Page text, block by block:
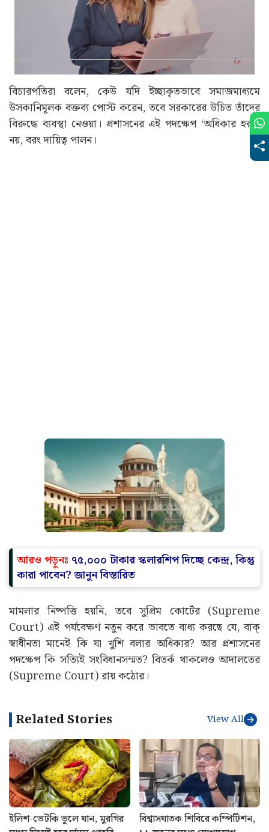
বিচারপতিরা বলেন, কেউ যদি ইচ্ছাকৃতভাবে সমাজমাধ্যমে
উসকানিমূলক বক্তব্য পোস্ট করেন, তবে সরকারের উচিত তাঁদের
বিরুদ্ধে ব্যবস্থা নেওয়া। প্রশাসনের এই পদক্ষেপ ‘অধিকার হরণ’
নয়, বরং দায়িত্ব পালন।
আরও পড়ুনঃ ৭৫,০০০ টাকার স্কলারশিপ দিচ্ছে কেন্দ্র, কিন্তু
কারা পাবেন? জানুন বিস্তারিত
মামলার নিষ্পত্তি হয়নি, তবে সুপ্রিম কোর্টের (Supreme
Court) এই পর্যবেক্ষণ নতুন করে ভাবতে বাধ্য করছে যে, বাক্
স্বাধীনতা মানেই কি যা খুশি বলার অধিকার? আর প্রশাসনের
পদক্ষেপ কি সত্যিই সংবিধানসম্মত? বিতর্ক থাকলেও আদালতের
(Supreme Court) রায় কঠোর।
Related Stories View All
ইলিশ-ভেটকি ভুলে যান, মুরগির
বিশ্বাসঘাতক শিবিরে কম্পিটিশন,